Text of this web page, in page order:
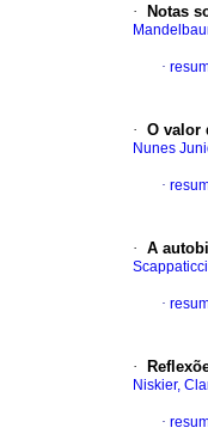
· Notas
·
· O valor
Nunes
·
· A
·
·
Niskier,
·